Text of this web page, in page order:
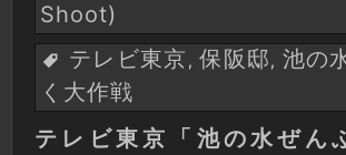
Shoot)
テレビ東京 ,保阪邸, 池の
く大作戦
テレビ東京「池の水ぜん